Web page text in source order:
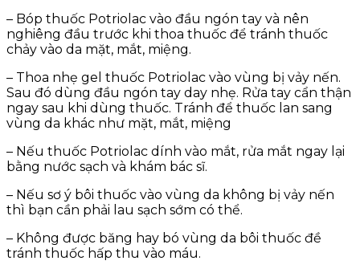
– Bóp thuốc Potriolac vào đầu ngón tay và nên
nghiêng đầu trước khi thoa thuốc để tránh thuốc
chảy vào da mặt, mắt, miệng.
– Thoa nhẹ gel thuốc Potriolac vào vùng bị vảy nến.
Sau đó dùng đầu ngón tay day nhẹ. Rửa tay cẩn thận
ngay sau khi dùng thuốc. Tránh để thuốc lan sang
vùng da khác như mặt, mắt, miệng
– Nếu thuốc Potriolac dính vào mắt, rửa mắt ngay lại
bằng nước sạch và khám bác sĩ.
– Nếu sơ ý bôi thuốc vào vùng da không bị vảy nến
thì bạn cần phải lau sạch sớm có thể.
– Không được băng hay bó vùng da bôi thuốc đề
tránh thuốc hấp thu vào máu.